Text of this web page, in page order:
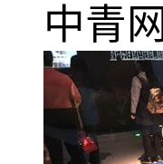
中青网